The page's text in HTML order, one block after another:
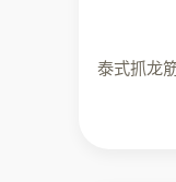
泰式抓龙